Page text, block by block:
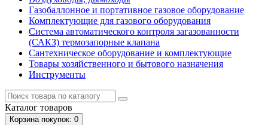
Газобаллонное и портативное газовое оборудование
Комплектующие для газового оборудования
Система автоматического контроля загазованности
(САКЗ) термозапорные клапана
Сантехническое оборудование и комплектующие
Товары хозяйственного и бытового назначения
Инструменты
Каталог товаров
Корзинапокупок: 0